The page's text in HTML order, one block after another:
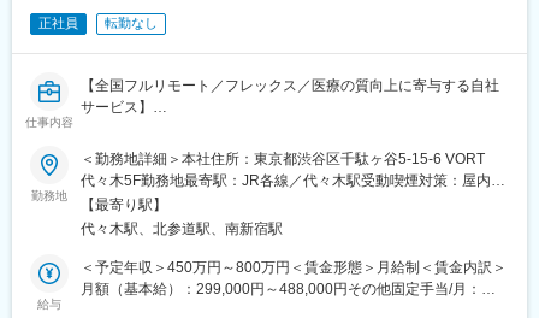
■効果効能や臨床試験等のパンフレット
■座談会等の記録集
■MRの研修テキスト
■患者向け説明冊子
■Webサイトをはじめとする各種デジタル資材等
企画制作部は20名程度の部署になります。チーム体制で業務を行
っており、1チームにつき5～7名で構成さています。製薬企業か
ら転職してきた方が多くいらっしゃり、経験・知識豊富なスタッ
フが揃っています。
【キャリアパス】
ゆくゆくは販促資材の企画立案もお任せしたいと考えています。
正社員 転勤なし
仕事内容
【全国フルリモート／フレックス／医療の質向上に寄与する自社
サービス】
医師専用Webサービス・アプリを運営する当社にて、「ヒポク
ラ」のUI/UXデザイナーをお任せします。
■業務内容：
医師という専門性の高いユーザーに向き合い、プロダクト・マー
ケティング・ブランディングまで横断的に関わることができま
す。PM・開発ディレクター・エンジニアと連携しながら、UI/UX
勤務地
＜勤務地詳細＞本社住所：東京都渋谷区千駄ヶ谷5-15-6 VORT
代々木5F勤務地最寄駅：JR各線／代々木駅受動喫煙対策：屋内全
面禁煙変更の範囲：会社の定める事業所（リモートワーク含む）
【最寄り駅】
代々木駅、北参道駅、南新宿駅
給与
＜予定年収＞450万円～800万円＜賃金形態＞月給制＜賃金内訳＞
月額（基本給）：299,000円～488,000円その他固定手当/月：